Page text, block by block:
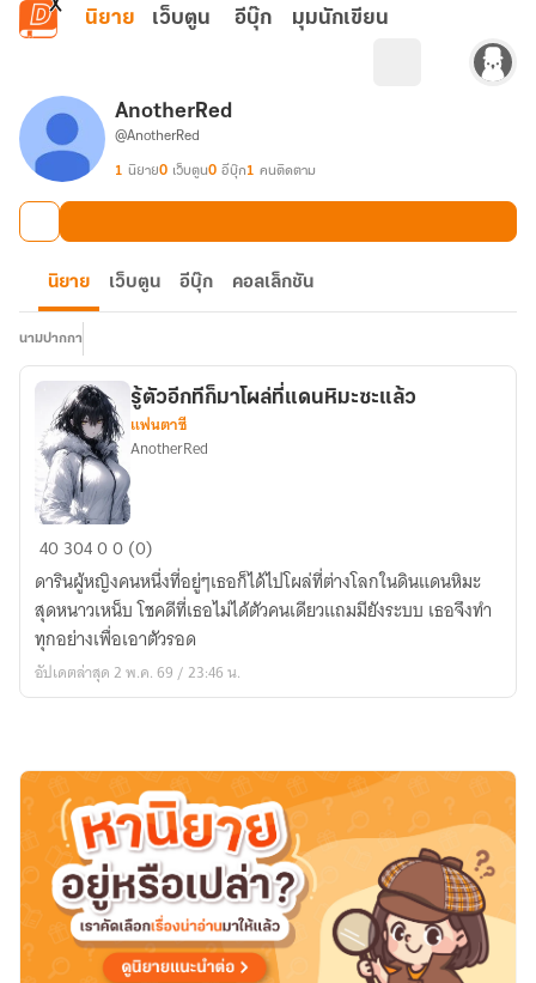
ข้ามไปยังเนื้อหาหลัก
นิยาย เว็บตูน อีบุ๊ก มุมนักเขียน
AnotherRed
@AnotherRed
1 นิยาย0 เว็บตูน0 อีบุ๊ก1 คนติดตาม
นิยาย เว็บตูน อีบุ๊ก คอลเล็กชัน
นามปากกา
รู้ตัว
อีก
ที
ก็
มา
โผล่
หิมะ
ซะ
แล้ว
รู้ตัวอีกทีก็มาโผล่ที่แดนหิมะซะแล้ว
แฟนตาซี
AnotherRed
4030400 (0)
ดารินผู้หญิงคนหนึ่งที่อยู่ๆเธอก็ได้ไปโผล่ที่ต่างโลกในดินแดนหิมะ
สุดหนาวเหน็บ โชคดีที่เธอไม่ได้ตัวคนเดียวแถมมียังระบบ เธอจึงทำ
ทุกอย่างเพื่อเอาตัวรอด
อัปเดตล่าสุด 2 พ.ค. 69 / 23:46 น.